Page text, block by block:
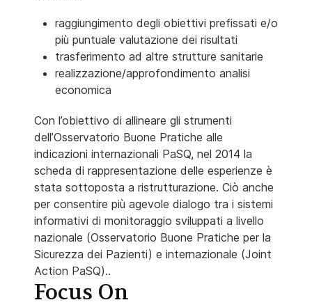
raggiungimento degli obiettivi prefissati e/o
più puntuale valutazione dei risultati
trasferimento ad altre strutture sanitarie
realizzazione/approfondimento analisi
economica
Con l’obiettivo di allineare gli strumenti
dell’Osservatorio Buone Pratiche alle
indicazioni internazionali PaSQ, nel 2014 la
scheda di rappresentazione delle esperienze è
stata sottoposta a ristrutturazione. Ciò anche
per consentire più agevole dialogo tra i sistemi
informativi di monitoraggio sviluppati a livello
nazionale (Osservatorio Buone Pratiche per la
Sicurezza dei Pazienti) e internazionale (Joint
Action PaSQ)..
Focus On